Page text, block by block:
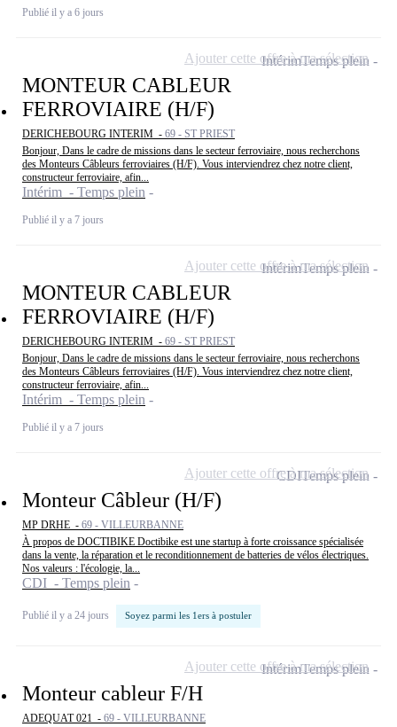
Publié il y a 6 jours
MONTEUR CABLEUR
FERROVIAIRE (H/F)
DERICHEBOURG INTERIM - 69 - ST PRIEST
Bonjour, Dans le cadre de missions dans le secteur ferroviaire, nous recherchons
des Monteurs Câbleurs ferroviaires (H/F). Vous interviendrez chez notre client,
constructeur ferroviaire, afin...
Intérim - Temps plein
Publié il y a 7 jours
IntérimTemps plein
Ajouter cette offre à ma sélection
MONTEUR CABLEUR
FERROVIAIRE (H/F)
DERICHEBOURG INTERIM - 69 - ST PRIEST
Bonjour, Dans le cadre de missions dans le secteur ferroviaire, nous recherchons
des Monteurs Câbleurs ferroviaires (H/F). Vous interviendrez chez notre client,
constructeur ferroviaire, afin...
Intérim - Temps plein
Publié il y a 7 jours
IntérimTemps plein
Ajouter cette offre à ma sélection
Monteur Câbleur (H/F)
MP DRHE - 69 - VILLEURBANNE
À propos de DOCTIBIKE Doctibike est une startup à forte croissance spécialisée
dans la vente, la réparation et le reconditionnement de batteries de vélos électriques.
Nos valeurs : l'écologie, la...
CDI - Temps plein
Publié il y a 24 jours Soyez parmi les 1ers à postuler
CDITemps plein
Ajouter cette offre à ma sélection
Monteur cableur F/H
ADEQUAT 021 - 69 - VILLEURBANNE
IntérimTemps plein
Ajouter cette offre à ma sélection